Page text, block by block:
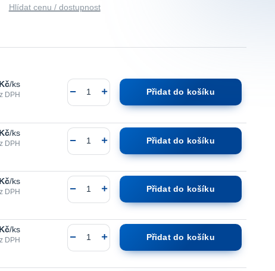
Hlídat cenu / dostupnost
/ks
DPH Přidat do košíku
/ks
DPH Přidat do košíku
/ks
DPH Přidat do košíku
/ks
DPH Přidat do košíku